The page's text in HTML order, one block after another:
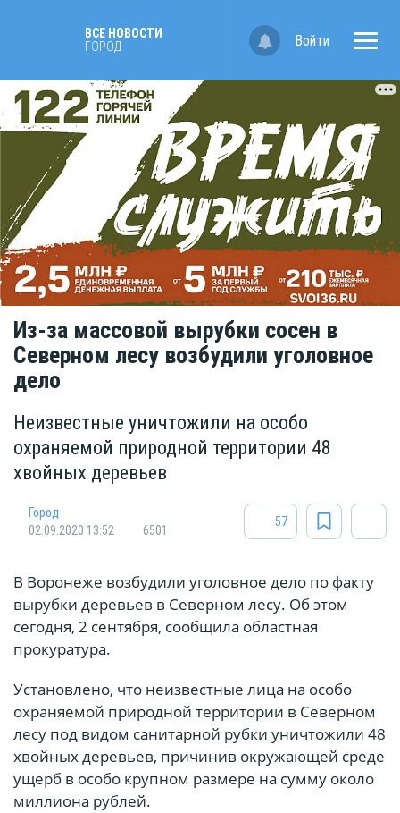
ВСЕ НОВОСТИ
ГОРОД
Войти
Из-за массовой вырубки сосен в
Северном лесу возбудили уголовное
дело
Неизвестные уничтожили на особо
охраняемой природной территории 48
хвойных деревьев
Город
02.09.2020 13:52
6501
57
В Воронеже возбудили уголовное дело по факту
вырубки деревьев в Северном лесу. Об этом
сегодня, 2 сентября, сообщила областная
прокуратура.
Установлено, что неизвестные лица на особо
охраняемой природной территории в Северном
лесу под видом санитарной рубки уничтожили 48
хвойных деревьев, причинив окружающей среде
ущерб в особо крупном размере на сумму около
миллиона рублей.